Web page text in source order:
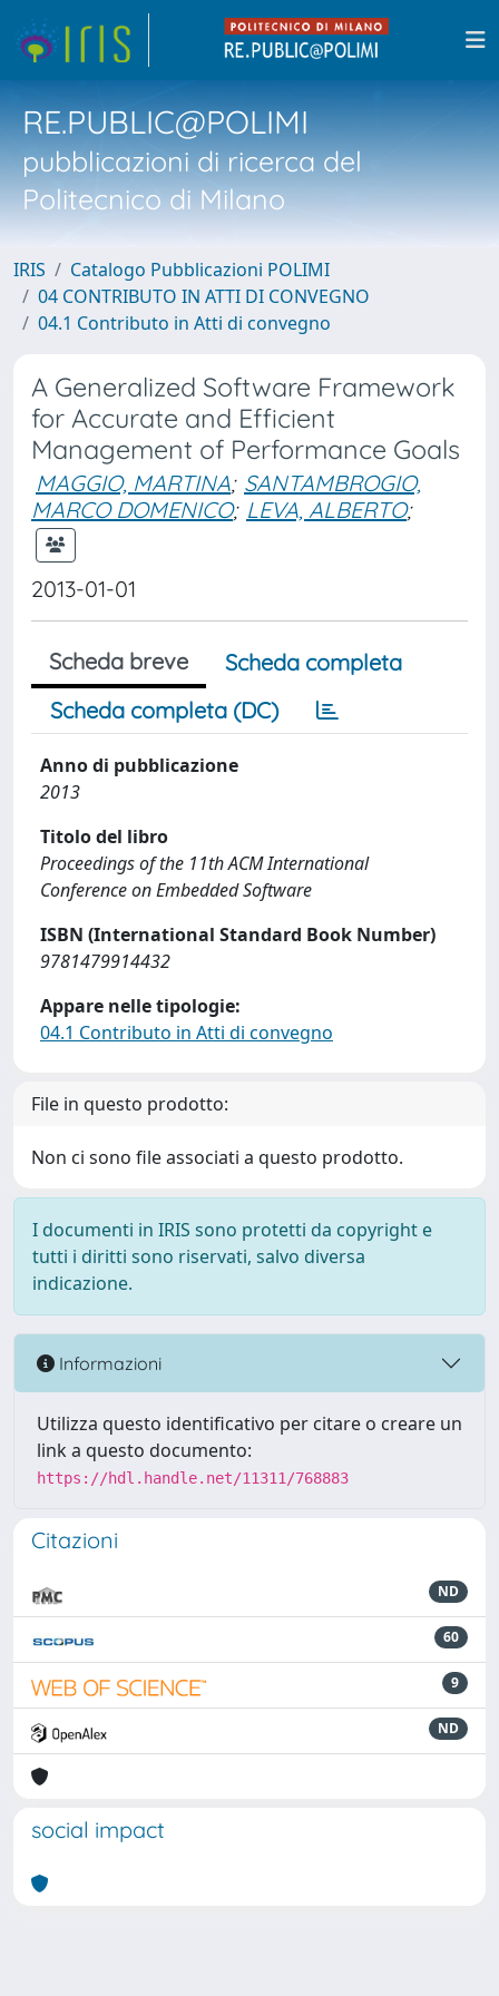
RE.PUBLIC@POLIMI
pubblicazioni di ricerca del
Politecnico di Milano
IRIS
Catalogo Pubblicazioni POLIMI
04 CONTRIBUTO IN ATTI DI CONVEGNO
04.1 Contributo in Atti di convegno
A Generalized Software Framework
for Accurate and Efficient
Management of Performance Goals
MAGGIO, MARTINA; SANTAMBROGIO,
MARCO DOMENICO; LEVA, ALBERTO;
2013-01-01
Scheda breve
Scheda completa
Scheda completa (DC)
Anno di pubblicazione
2013
Titolo del libro
Proceedings of the 11th ACM International
Conference on Embedded Software
ISBN (International Standard Book Number)
9781479914432
Appare nelle tipologie:
04.1 Contributo in Atti di convegno
File in questo prodotto:
Non ci sono file associati a questo prodotto.
I documenti in IRIS sono protetti da copyright e
tutti i diritti sono riservati, salvo diversa
indicazione.
Informazioni
Utilizza questo identificativo per citare o creare un
link a questo documento:
https://hdl.handle.net/11311/768883
Citazioni
ND
60
9
ND
social impact